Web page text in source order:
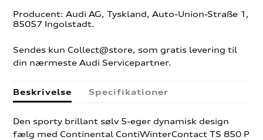
Producent: Audi AG, Tyskland, Auto-Union-Straße 1,
85057 Ingolstadt.
Sendes kun Collect@store, som gratis levering til
din nærmeste Audi Servicepartner.
Beskrivelse Specifikationer
Den sporty brillant sølv 5-eger dynamisk design
fælg med Continental ContiWinterContact TS 850 P